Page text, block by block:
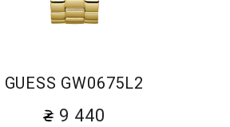
GUESS GW0675L2
9 440